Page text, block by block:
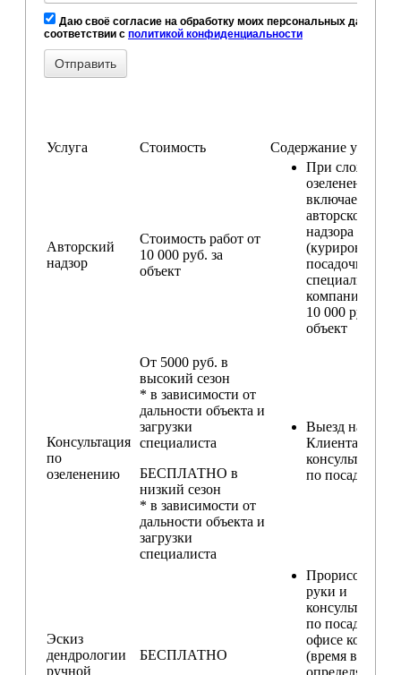
Даю своё согласие на обработку моих персональных данных, в
соответствии с политикой конфиденциальности
Услуга Стоимость Содержание услуги
Авторский
надзор
Стоимость работ от
10 000 руб. за
объект
При сложном
озеленении
включаем
авторского
надзора
(курирование
посадочных
специалистом
компании) —
10 000 руб. за
объект
Консультация
по
озеленению
От 5000 руб. в
высокий сезон
* в зависимости от
дальности объекта и
загрузки
специалиста
БЕСПЛАТНО в
низкий сезон
* в зависимости от
дальности объекта и
загрузки
специалиста
Выезд на
Клиента для
по посадкам
Эскиз
дендрологии
ручной
БЕСПЛАТНО
Прорисовка от
руки и
по посадкам в
офисе
(время встречи
определяется